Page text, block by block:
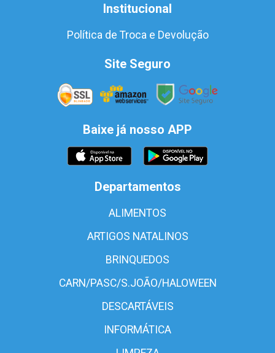
Institucional
Política de Troca e Devolução
Site Seguro
Baixe já nosso APP
Departamentos
ALIMENTOS
ARTIGOS NATALINOS
BRINQUEDOS
CARN/PASC/S.JOÃO/HALOWEEN
DESCARTÁVEIS
INFORMÁTICA